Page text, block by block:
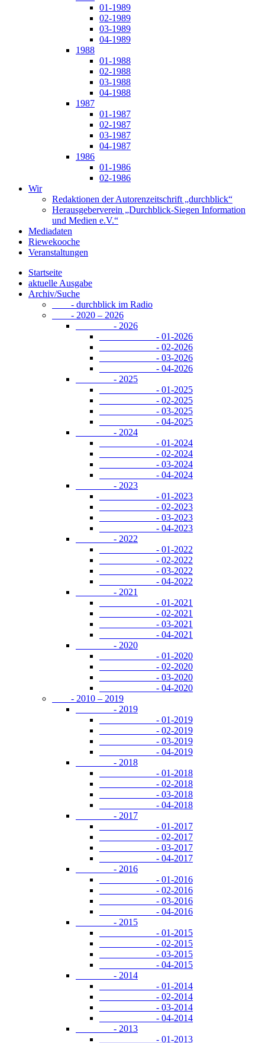
01-1989
02-1989
03-1989
04-1989
1988
01-1988
02-1988
03-1988
04-1988
1987
01-1987
02-1987
03-1987
04-1987
1986
01-1986
02-1986
Wir
Redaktionen der Autorenzeitschrift „durchblick“
Herausgeberverein „Durchblick-Siegen Information
und Medien e.V.“
Mediadaten
Riewekooche
Veranstaltungen
Startseite
aktuelle Ausgabe
Archiv/Suche
- durchblick im Radio
- 2020 – 2026
- 2026
- 01-2026
- 02-2026
- 03-2026
- 04-2026
- 2025
- 01-2025
- 02-2025
- 03-2025
- 04-2025
- 2024
- 01-2024
- 02-2024
- 03-2024
- 04-2024
- 2023
- 01-2023
- 02-2023
- 03-2023
- 04-2023
- 2022
- 01-2022
- 02-2022
- 03-2022
- 04-2022
- 2021
- 01-2021
- 02-2021
- 03-2021
- 04-2021
- 2020
- 01-2020
- 02-2020
- 03-2020
- 04-2020
- 2010 – 2019
- 2019
- 01-2019
- 02-2019
- 03-2019
- 04-2019
- 2018
- 01-2018
- 02-2018
- 03-2018
- 04-2018
- 2017
- 01-2017
- 02-2017
- 03-2017
- 04-2017
- 2016
- 01-2016
- 02-2016
- 03-2016
- 04-2016
- 2015
- 01-2015
- 02-2015
- 03-2015
- 04-2015
- 2014
- 01-2014
- 02-2014
- 03-2014
- 04-2014
- 2013
- 01-2013